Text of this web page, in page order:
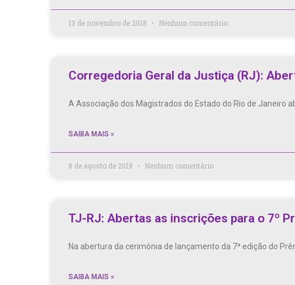
13 de novembro de 2018 Nenhum comentário
Corregedoria Geral da Justiça (RJ):
A Associação dos Magistrados do Estado do Rio de Janeiro
SAIBA MAIS »
8 de agosto de 2018 Nenhum comentário
TJ-RJ: Abertas as inscrições para o 7º
Na abertura da cerimônia de lançamento da 7ª edição do
SAIBA MAIS »